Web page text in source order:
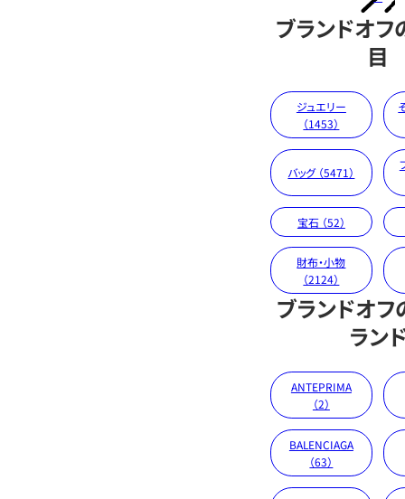
ブランドオ
目
ジュエリー
（1453）
バッグ （5471）
宝石 （52）
財布・小物
（2124）
ブランドオ
ラン
ANTEPRIMA
（2）
BALENCIAGA
（63）